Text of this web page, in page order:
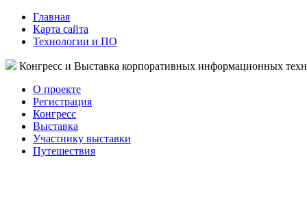
Главная
Карта сайта
Технологии и ПО
Конгресс и Выставка корпоративных информационных
О проекте
Регистрация
Конгресс
Выставка
Участнику выставки
Путешествия